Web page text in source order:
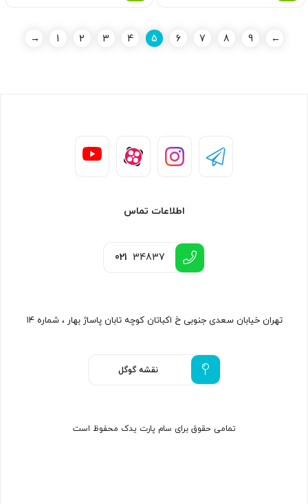
→ 1 2 3 4 5 6 7 8 9 ←
اطلاعات تماس
021 34837
تهران خیابان سعدی جنوبی خ اکباتان کوچه تابان پاساژ بهار ، شماره ۱۴
نقشه گوگل
تمامی حقوق برای سام پارت یدک محفوظ است